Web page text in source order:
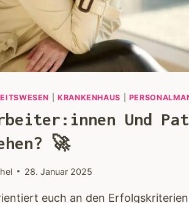
KRANKENHAUS
Und
🚀
28. Januar 2025
euch an den